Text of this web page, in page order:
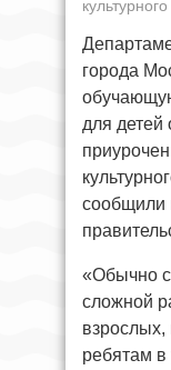
города
для детей
сообщили
«Обычно
сложной
взрослых,
ребятам